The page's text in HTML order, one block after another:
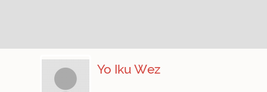
Yo Iku Wez